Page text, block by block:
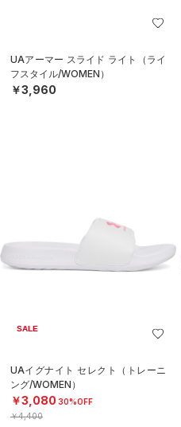
UAアーマー スライド ライト（ライ
フスタイル/WOMEN）
￥3,960
SALE
UAイグナイト セレクト（トレーニ
ング/WOMEN）
￥3,080 30%OFF
￥4,400